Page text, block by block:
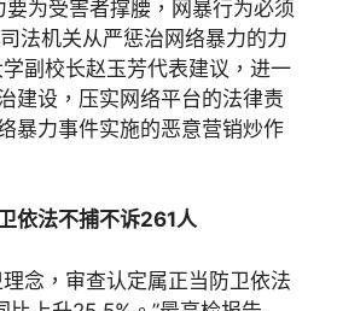
要为受害者撑腰，网暴行为必须
法机关从严惩治网络暴力的力
副校长赵玉芳代表建议，进一
建设，压实网络平台的法律责
暴力事件实施的恶意营销炒作
依法不捕不诉261人
念，审查认定属正当防卫依法